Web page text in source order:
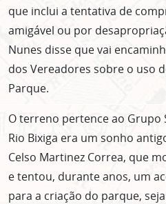
que inclui a tentativa de
amigável ou por
Nunes disse que vai
dos Vereadores sobre o uso
Parque.
O terreno pertence ao Grupo
Rio Bixiga era um sonho
Celso Martinez Correa, que
e tentou, durante anos, um
para a criação do parque,